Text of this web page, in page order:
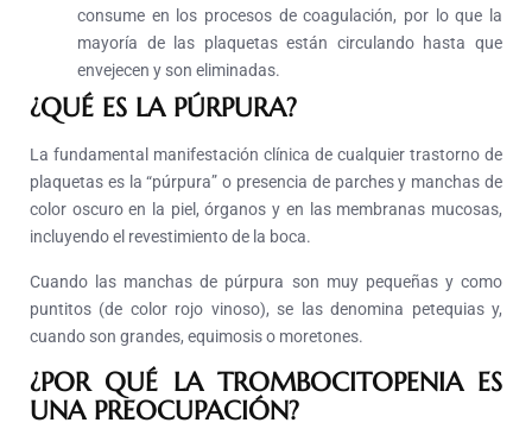
consume en los procesos de coagulación, por lo que la
mayoría de las plaquetas están circulando hasta que
envejecen y son eliminadas.
¿QUÉ ES LA PÚRPURA?
La fundamental manifestación clínica de cualquier trastorno de
plaquetas es la “púrpura” o presencia de parches y manchas de
color oscuro en la piel, órganos y en las membranas mucosas,
incluyendo el revestimiento de la boca.
Cuando las manchas de púrpura son muy pequeñas y como
puntitos (de color rojo vinoso), se las denomina petequias y,
cuando son grandes, equimosis o moretones.
¿POR QUÉ LA TROMBOCITOPENIA ES
UNA PREOCUPACIÓN?